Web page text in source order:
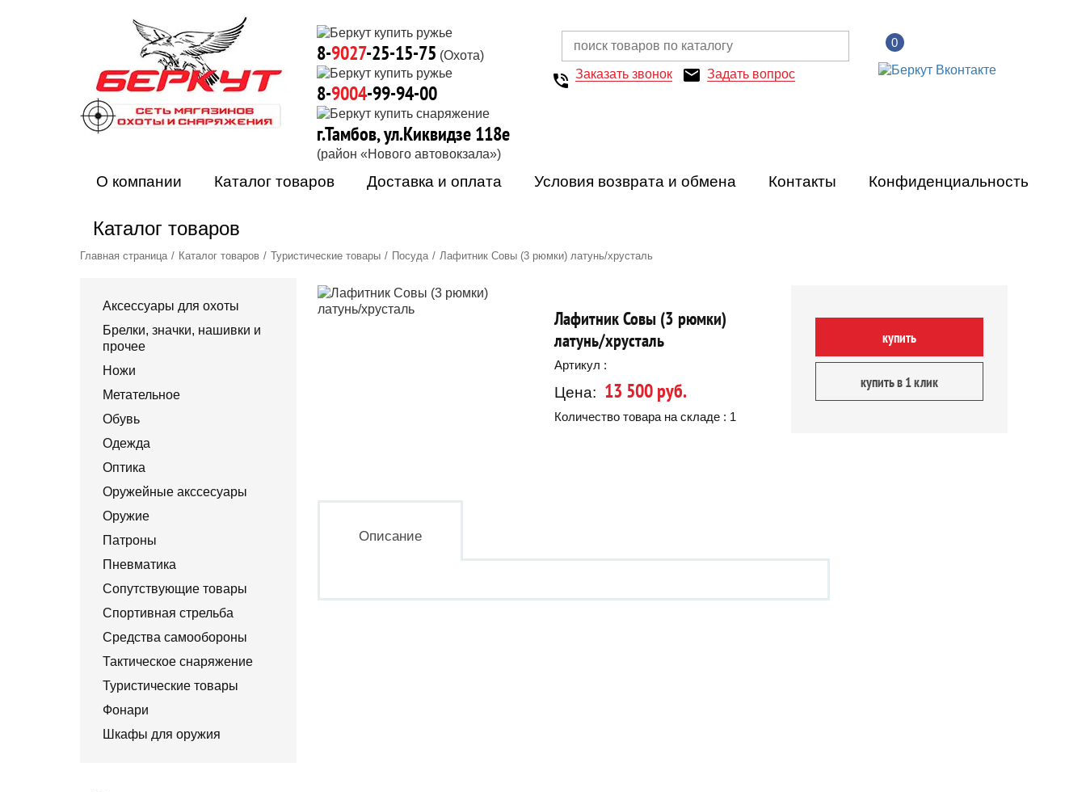
8-9027-25-15-75 (Охота)
8-9004-99-94-00
г.Тамбов, ул.Киквидзе 118е
(район «Нового автовокзала»)
Заказать звонок Задать вопрос
0
О компании Каталог товаров Доставка и оплата Условия возврата и обмена Контакты Конфиденциальность
Каталог товаров
Главная страница Каталог товаров Туристические товары Посуда Лафитник Совы (3 рюмки) латунь/хрусталь
Аксессуары для охоты
Брелки, значки, нашивки и
прочее
Ножи
Метательное
Обувь
Одежда
Оптика
Оружейные акссесуары
Оружие
Патроны
Пневматика
Сопутствующие товары
Спортивная стрельба
Средства самообороны
Тактическое снаряжение
Туристические товары
Фонари
Шкафы для оружия
Лафитник Совы (3 рюмки)
латунь/хрусталь
Артикул :
Цена: 13 500 руб.
Количество товара на складе : 1
купить
купить в 1 клик
Описание